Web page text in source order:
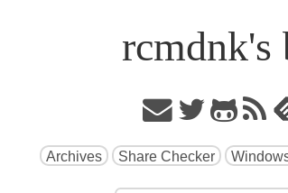
rcmdnk's
Archives Share Checker